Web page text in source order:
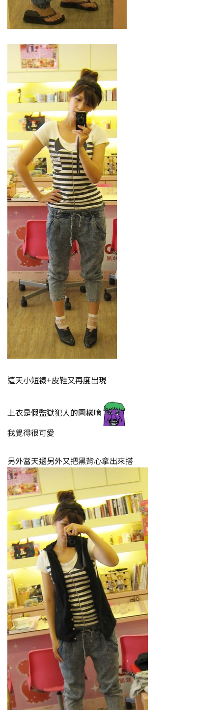
這天小短襪+皮鞋又再度出現
上衣是假監獄犯人的圖樣唷
我覺得很可愛
另外當天還另外又把黑背心拿出來搭